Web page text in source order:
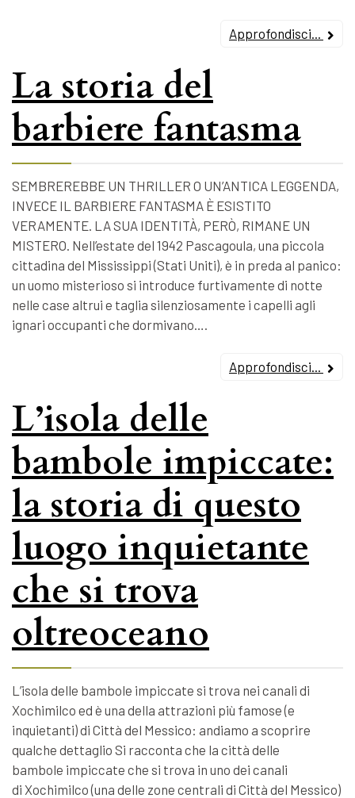
Approfondisci...
La storia del
barbiere fantasma
SEMBREREBBE UN THRILLER O UN’ANTICA LEGGENDA,
INVECE IL BARBIERE FANTASMA È ESISTITO
VERAMENTE. LA SUA IDENTITÀ, PERÒ, RIMANE UN
MISTERO. Nell’estate del 1942 Pascagoula, una piccola
cittadina del Mississippi (Stati Uniti), è in preda al panico:
un uomo misterioso si introduce furtivamente di notte
nelle case altrui e taglia silenziosamente i capelli agli
ignari occupanti che dormivano….
Approfondisci...
L’isola delle
bambole impiccate:
la storia di questo
luogo inquietante
che si trova
oltreoceano
L’isola delle bambole impiccate si trova nei canali di
Xochimilco ed è una della attrazioni più famose (e
inquietanti) di Città del Messico: andiamo a scoprire
qualche dettaglio Si racconta che la città delle
bambole impiccate che si trova in uno dei canali
di Xochimilco (una delle zone centrali di Città del Messico)